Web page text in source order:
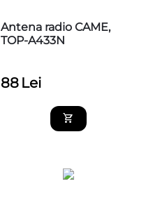
Antena radio CAME,
TOP-A433N
88 Lei